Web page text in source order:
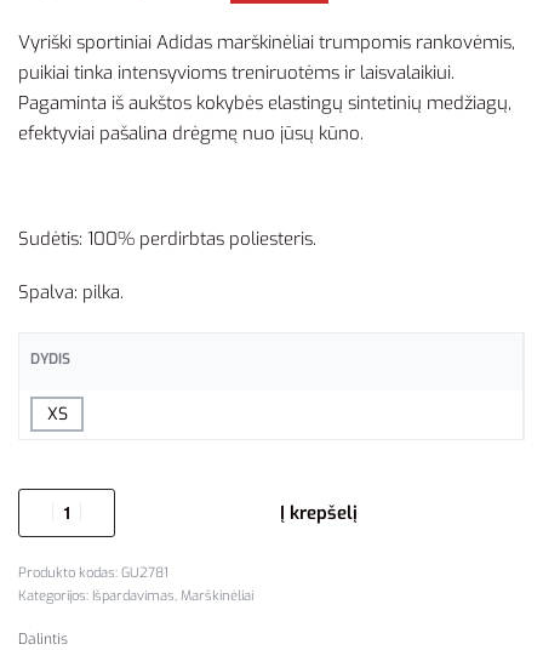
Vyriški sportiniai Adidas marškinėliai trumpomis rankovėmis,
puikiai tinka intensyvioms treniruotėms ir laisvalaikiui.
Pagaminta iš aukštos kokybės elastingų sintetinių medžiagų,
efektyviai pašalina drėgmę nuo jūsų kūno.
Sudėtis: 100% perdirbtas poliesteris.
Spalva: pilka.
DYDIS
XS
Į krepšelį
GU2781
Kategorijos: Išpardavimas, Marškinėliai
Dalintis